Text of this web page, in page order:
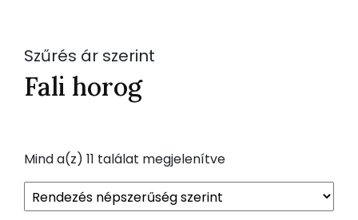
Szűrés ár szerint
Fali horog
Mind a(z) 11 találat megjelenítveSorted
by